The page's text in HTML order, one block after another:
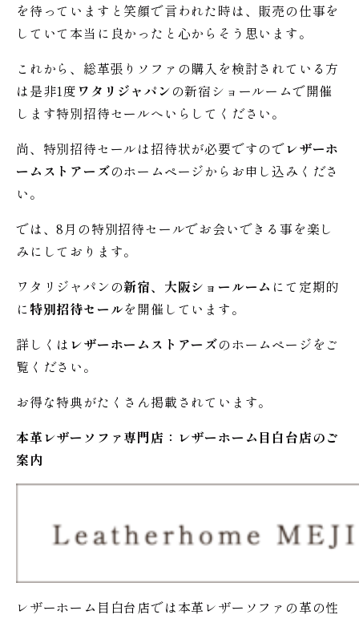
を待っていますと笑顔で言われた時は、販売の仕事を
していて本当に良かったと心からそう思います。
これから、総革張りソファの購入を検討されている方
は是非1度ワタリジャパンの新宿ショールームで開催
します特別招待セールへいらしてください。
尚、特別招待セールは招待状が必要ですのでレザーホ
ームストアーズのホームページからお申し込みくださ
い。
では、8月の特別招待セールでお会いできる事を楽し
みにしております。
ワタリジャパンの新宿、大阪ショールーム にて定期的
に特別招待セールを開催しています。
詳しくは レザーホームストアーズのホームページをご
覧ください。
お得な特典がたくさん掲載されています。
本革レザーソファ専門店：レザーホーム 目白台店のご
案内
レザーホーム目白台店では本革レザーソファの革の性